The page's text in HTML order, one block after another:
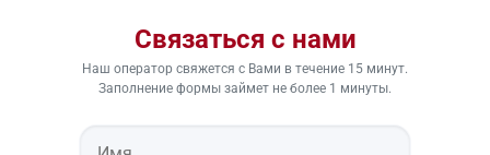
Связаться с нами
Наш оператор свяжется с Вами в течение 15 минут.
Заполнение формы займет не более 1 минуты.